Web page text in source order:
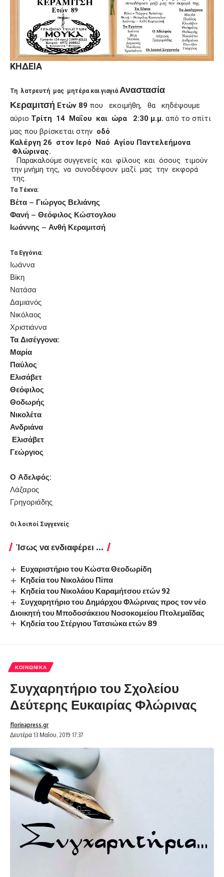
ΚΗΔΕΙΑ
Τη λατρευτή μας μητέρα και γιαγιά Αναστασία
Κεραμιτσή Ετών 89 που εκοιμήθη, θα κηδέψουμε
αύριο Τρίτη 14 Μαΐου και ώρα 2:30 μ.μ. από το σπίτι
μας που βρίσκεται στην οδό
Καλέργη 26 στον Ιερό Ναό Αγίου Παντελεήμονα
Φλώρινας.
Παρακαλούμε συγγενείς και φίλους και όσους τιμούν
την μνήμη της, να συνοδέψουν μαζί μας την εκφορά
της.
Τα Τέκνα:
Βέτα – Γιώργος Βελιάνης
Φανή – Θεόφιλος Κώστογλου
Ιωάννης – Ανθή Κεραμιτσή
Τα Εγγόνια:
Ιωάννα
Βίκη
Νατάσα
Δαμιανός
Νικόλαος
Χριστιάννα
Τα Δισέγγονα:
Μαρία
Παύλος
Ελισάβετ
Θεόφιλος
Θοδωρής
Νικολέτα
Ανδριάνα
Ελισάβετ
Γεώργιος
Ο Αδελφός:
Λάζαρος
Γρηγοριάδης
Οι λοιποί Συγγενείς
Ίσως να ενδιαφέρει ...
Ευχαριστήριο του Κώστα Θεοδωρίδη
Κηδεία του Νικολάου Πίπα
Κηδεία του Νικολάου Καραμήτσου ετών 92
Συγχαρητήριο του Δημάρχου Φλώρινας προς τον νέο
Διοικητή του Μποδοσάκειου Νοσοκομείου Πτολεμαΐδας
Κηδεία του Στέργιου Τατσιώκα ετών 89
ΚΟΙΝΩΝΙΚΆ
Συγχαρητήριο του Σχολείου
Δεύτερης Ευκαιρίας Φλώρινας
Δευτέρα 13 Μαΐου, 2019 17:37
florinapress.gr